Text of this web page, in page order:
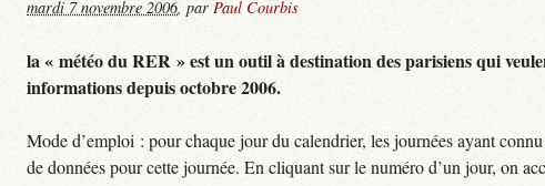
mardi 7 novembre 2006, par Paul Courbis
la « météo du RER » est un outil à destination des parisiens qui
informations depuis octobre 2006.
Mode d’emploi : pour chaque jour du calendrier, les journées ayant
de données pour cette journée. En cliquant sur le numéro d’un jour, on